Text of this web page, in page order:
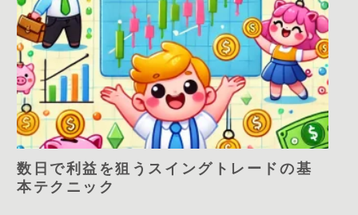
数日で利益を狙うスイングトレードの基
本テクニック